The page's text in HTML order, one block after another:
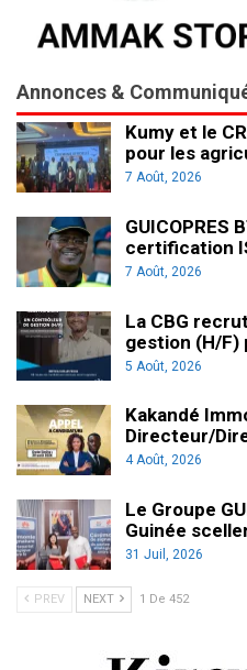
Annonces &
Kumy et le
pour les
7 Août, 2026
GUICOPRES
certification
7 Août, 2026
La CBG
gestion (H/
5 Août, 2026
Kakandé
Directeur/
4 Août, 2026
Le Groupe
Guinée
31 Juil, 2026
PREV NEXT 1 De 452